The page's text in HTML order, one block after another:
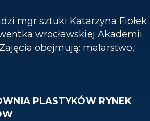
mgr sztuki Katarzyna Fiołek
wrocławskiej Akademii
obejmują: malarstwo,
PLASTYKÓW RYNEK